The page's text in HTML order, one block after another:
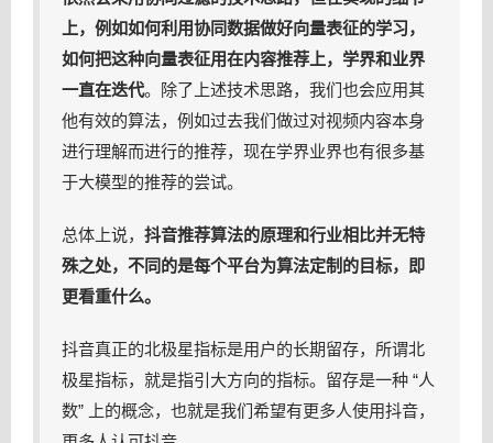
上，例如如何利用协同数据做好向量表征的学习，
如何把这种向量表征用在内容推荐上，学界和业界
一直在迭代。除了上述技术思路，我们也会应用其
他有效的算法，例如过去我们做过对视频内容本身
进行理解而进行的推荐，现在学界业界也有很多基
于大模型的推荐的尝试。
总体上说， 抖音推荐算法的原理和行业相比并无特
殊之处，不同的是每个平台为算法定制的目标，即
更看重什么。
抖音真正的北极星指标是用户的长期留存，所谓北
极星指标，就是指引大方向的指标。留存是一种 “人
数” 上的概念，也就是我们希望有更多人使用抖音，